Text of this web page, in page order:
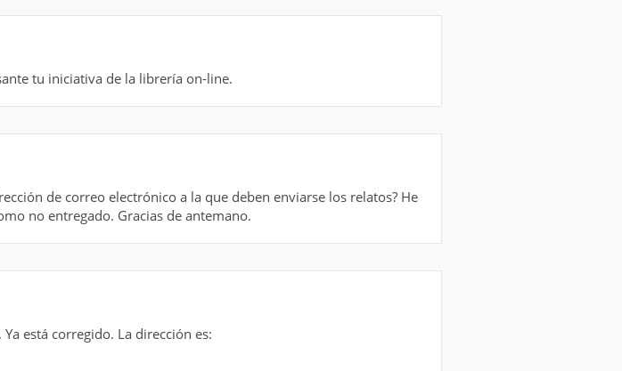
tu iniciativa de la librería on-line.
de correo electrónico a la que deben enviarse los relatos? He
no entregado. Gracias de antemano.
está corregido. La dirección es: